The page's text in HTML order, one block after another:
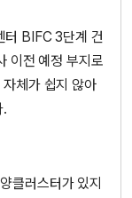
터 BIFC 3단계 건
이전 예정 부지로
체가 쉽지 않아
.
클러스터가 있지